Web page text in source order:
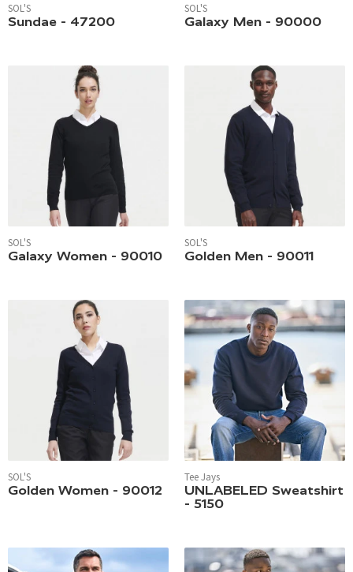
SOL'S
Sundae - 47200
SOL'S
Galaxy Men - 90000
SOL'S
Galaxy Women - 90010
SOL'S
Golden Men - 90011
SOL'S
Golden Women - 90012
Tee Jays
UNLABELED Sweatshirt
- 5150